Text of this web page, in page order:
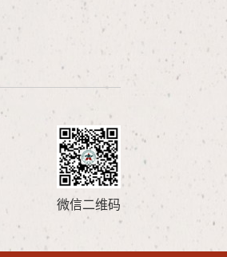
微信二维码